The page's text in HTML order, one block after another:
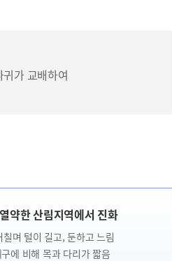
가 교배하여
약한 산림지역에서 진화
며 털이 길고, 둔하고 느림
에 비해 목과 다리가 짧음